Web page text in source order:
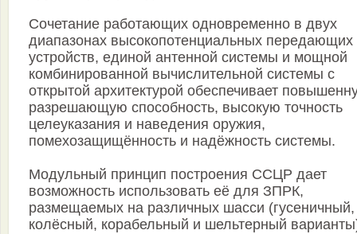
Сочетание работающих одновременно в двух
диапазонах высокопотенциальных передающих
устройств, единой антенной системы и мощной
комбинированной вычислительной системы с
открытой архитектурой обеспечивает
разрешающую способность, высокую точность
целеуказания и наведения оружия,
помехозащищённость и надёжность системы.
Модульный принцип построения ССЦР дает
возможность использовать её для ЗПРК,
размещаемых на различных шасси (гусеничный,
колёсный, корабельный и шельтерный